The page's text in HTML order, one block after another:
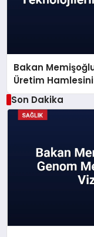
Bakan
Üretim Hamlesini
Son Dakika